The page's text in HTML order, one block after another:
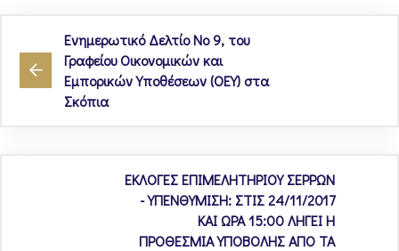
Ενημερωτικό Δελτίο Νο 9, του
Γραφείου Οικονομικών και
Εμπορικών Υποθέσεων (ΟΕΥ) στα
Σκόπια
ΕΚΛΟΓΕΣ ΕΠΙΜΕΛΗΤΗΡΙΟΥ ΣΕΡΡΩΝ
- ΥΠΕΝΘΥΜΙΣΗ: ΣΤΙΣ 24/11/2017
ΚΑΙ ΩΡΑ 15:00 ΛΗΓΕΙ Η
ΠΡΟΘΕΣΜΙΑ ΥΠΟΒΟΛΗΣ ΑΠΟ ΤΑ